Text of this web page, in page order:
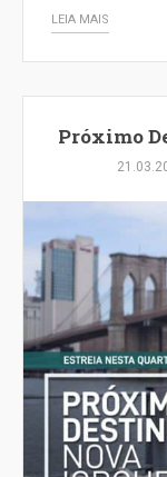
LEIA MAIS
Próximo